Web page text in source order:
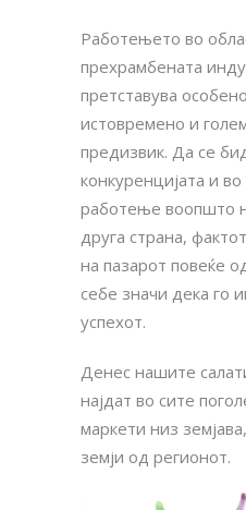
Работењето во
прехрамбената
претставува
истовремено и
предизвик. Да се
конкуренцијата и
работење воопшто
друга страна,
на пазарот повеќе
себе значи дека го
успехот.
Денес нашите
најдат во сите
маркети низ
земји од регионот.
Нашите производи
најквалитетните
внимателно
скромен почеток во